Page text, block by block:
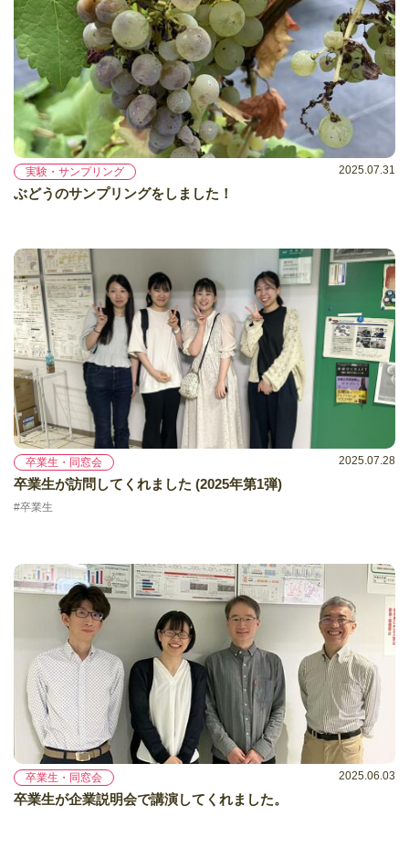
実験・サンプリング 2025.07.31
ぶどうのサンプリングをしました！
卒業生・同窓会 2025.07.28
卒業生が訪問してくれました (2025年第1弾)
#卒業生
卒業生・同窓会 2025.06.03
卒業生が企業説明会で講演してくれました。